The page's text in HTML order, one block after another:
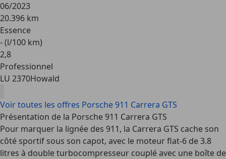
06/2023
20.396 km
Essence
- (l/100 km)
2,8
Professionnel
LU 2370Howald
Voir toutes les offres Porsche 911 Carrera GTS
Présentation de la Porsche 911 Carrera GTS
Pour marquer la lignée des 911, la Carrera GTS cache son
côté sportif sous son capot, avec le moteur flat-6 de 3.8
litres à double turbocompresseur couplé avec une boîte de